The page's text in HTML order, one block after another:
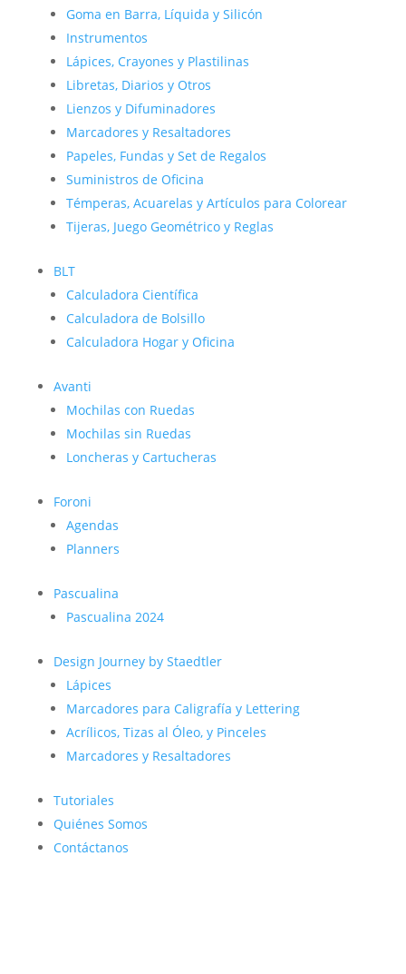
Goma en Barra, Líquida y Silicón
Instrumentos
Lápices, Crayones y Plastilinas
Libretas, Diarios y Otros
Lienzos y Difuminadores
Marcadores y Resaltadores
Papeles, Fundas y Set de Regalos
Suministros de Oficina
Témperas, Acuarelas y Artículos para Colorear
Tijeras, Juego Geométrico y Reglas
BLT
Calculadora Científica
Calculadora de Bolsillo
Calculadora Hogar y Oficina
Avanti
Mochilas con Ruedas
Mochilas sin Ruedas
Loncheras y Cartucheras
Foroni
Agendas
Planners
Pascualina
Pascualina 2024
Design Journey by Staedtler
Lápices
Marcadores para Caligrafía y Lettering
Acrílicos, Tizas al Óleo, y Pinceles
Marcadores y Resaltadores
Tutoriales
Quiénes Somos
Contáctanos